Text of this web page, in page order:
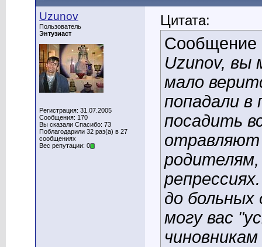
Uzunov
Пользователь
Энтузиаст
Регистрация: 31.07.2005
Сообщения: 170
Вы сказали Спасибо: 73
Поблагодарили 32 раз(а) в 27
сообщениях
Вес репутации: 0
Цитата:
Сообщение
Uzunov, вы
мало
попадали в
посадить
отравляют
до больных
могу вас